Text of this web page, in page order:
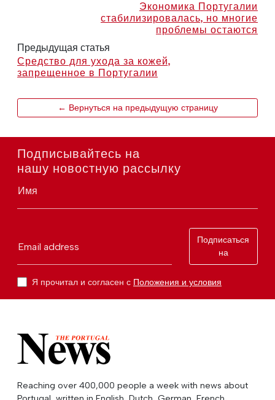
Экономика Португалии
стабилизировалась, но многие
проблемы остаются
Предыдущая статья
Средство для ухода за кожей,
запрещенное в Португалии
← Вернуться на предыдущую страницу
Подписывайтесь на
нашу новостную рассылку
Имя
Email address
Подписаться
на
Я прочитал и согласен с Положения и условия
Reaching over 400,000 people a week with news about